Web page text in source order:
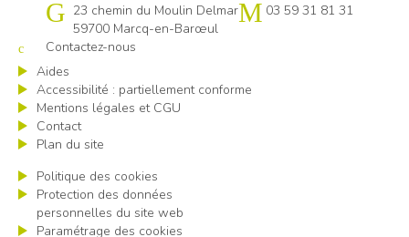
Cap emploi 59 Lille
23 chemin du Moulin Delmar
59700 Marcq-en-Barœul
03 59 31 81 31
Contactez-nous
Aides
Accessibilité : partiellement conforme
Mentions légales et CGU
Contact
Plan du site
Politique des cookies
Protection des données
personnelles du site web
Paramétrage des cookies